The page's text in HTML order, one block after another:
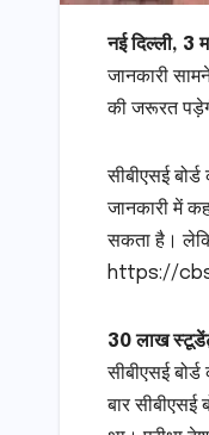
नई दिल्ली, 3
जानकारी
की जरूरत
सीबीएसई
जानकारी में
सकता है।
https://
30 लाख
सीबीएसई
बार सीबीएसई